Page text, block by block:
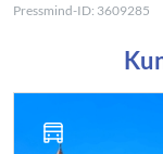
Pressmind-ID: 3609285